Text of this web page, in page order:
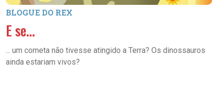
BLOGUE DO REX
E se…
... um cometa não tivesse atingido a Terra? Os dinossauros
ainda estariam vivos?